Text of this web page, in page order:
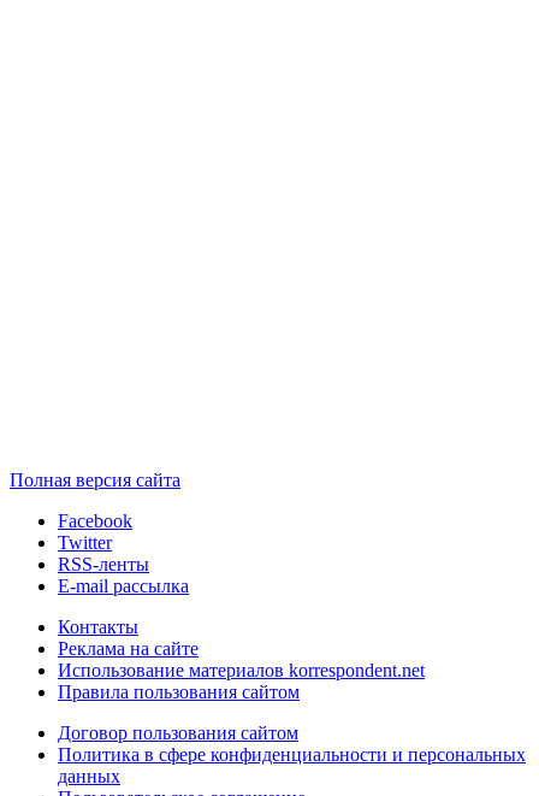
Полная версия сайта
Facebook
Twitter
RSS-ленты
E-mail рассылка
Контакты
Реклама на сайте
Использование материалов korrespondent.net
Правила пользования сайтом
Договор пользования сайтом
Политика в сфере конфиденциальности и персональных
данных